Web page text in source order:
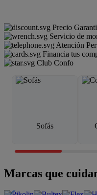
Precio
Servicio de
Atención
Financia tus
Club Confo
Sofás
Marcas que